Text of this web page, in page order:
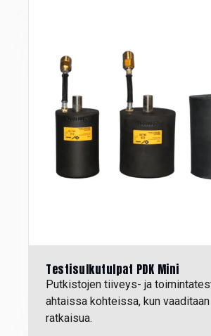
Testisulkutulpat PDK Mini
Putkistojen tiiveys- ja
ahtaissa kohteissa, kun
ratkaisua.